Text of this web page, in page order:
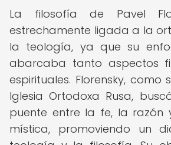
La filosofía de Pavel
estrechamente ligada a la
la teología, ya que su
abarcaba tanto aspectos
espirituales. Florensky,
Iglesia Ortodoxa Rusa,
puente entre la fe, la razón
mística, promoviendo un